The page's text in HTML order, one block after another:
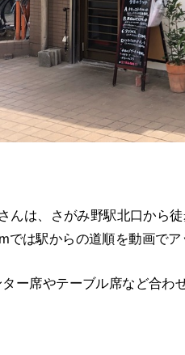
んは、さがみ野駅北口から徒
では駅からの道順を動画でア
ー席やテーブル席など合わ